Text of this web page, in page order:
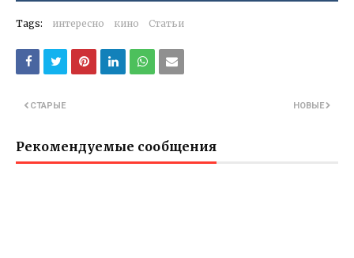
Tags: интересно кино Статьи
НОВЫЕ
СТАРЫЕ
Рекомендуемые сообщения